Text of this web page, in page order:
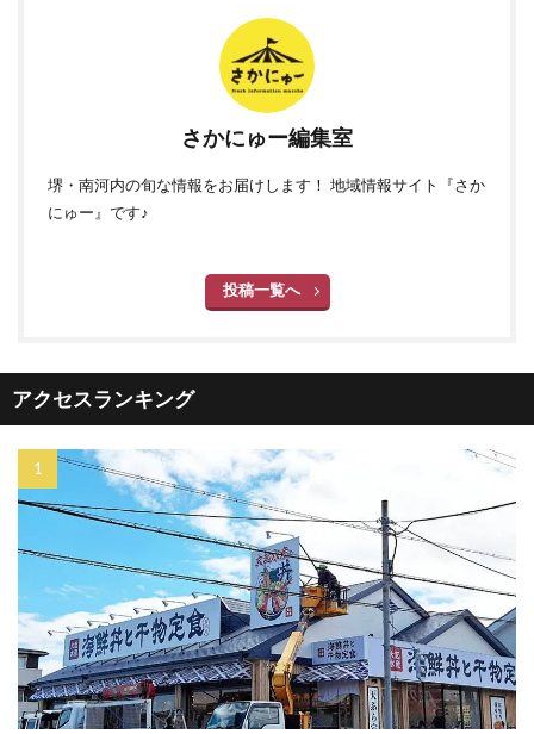
さかにゅー編集室
堺・南河内の旬な情報をお届けします！ 地域情報サイト『さか
にゅー』です♪
投稿一覧へ
アクセスランキング